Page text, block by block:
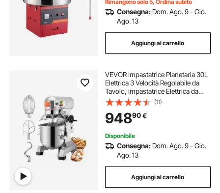
Rimangono solo 5, Ordina subito
Consegna: Dom. Ago. 9 - Gio.
Ago. 13
Aggiungi al carrello
VEVOR Impastatrice Planetaria 30L
Elettrica 3 Velocità Regolabile da
Tavolo, Impastatrice Elettrica da
Cucina per Farina Uova Crema
Carne Ciotola 30L Velocità
Regolabile, Impastatrice Planetaria
1100W
(11)
94890€
Disponibile
Consegna: Dom. Ago. 9 - Gio.
Ago. 13
Aggiungi al carrello